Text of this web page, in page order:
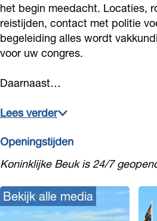
het begin meedacht. Locaties,
reistijden, contact met politie
begeleiding alles wordt
voor uw congres.
Daarnaast…
Lees verder
Openingstijden
Koninklijke Beuk is 24/7
Bekijk alle media